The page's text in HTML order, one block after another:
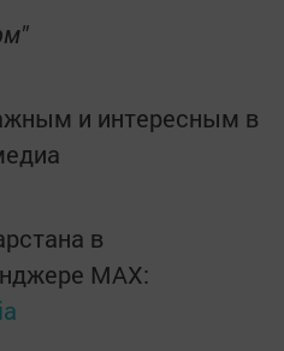
и интересным в
в
MАХ: